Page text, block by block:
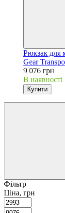
Рюкзак для
Gear
9 076 грн
В наявності
Купити
Фільтр
Ціна, грн